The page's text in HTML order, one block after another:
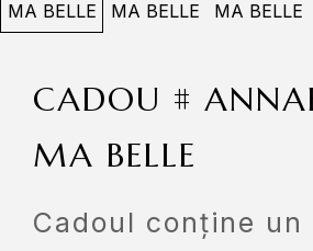
CADOU #
MA BELLE
Cadoul conține un